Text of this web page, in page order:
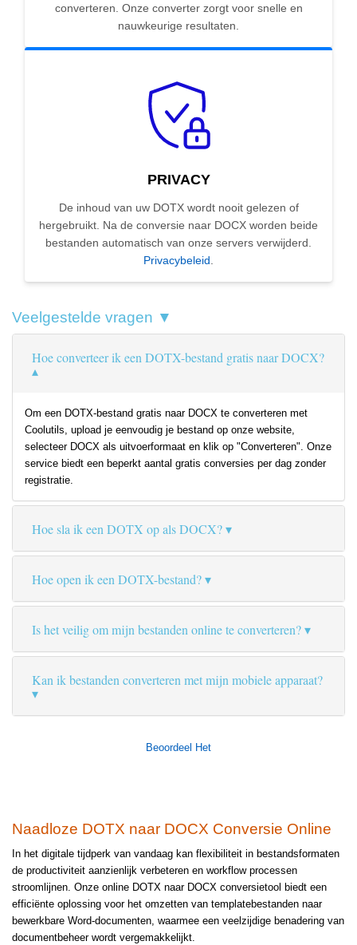
converteren. Onze converter zorgt voor snelle en
nauwkeurige resultaten.
PRIVACY
De inhoud van uw DOTX wordt nooit gelezen of
hergebruikt. Na de conversie naar DOCX worden beide
bestanden automatisch van onze servers verwijderd.
Privacybeleid.
Veelgestelde vragen ▼
Hoe converteer ik een DOTX-bestand gratis naar DOCX?
Om een DOTX-bestand gratis naar DOCX te converteren met
Coolutils, upload je eenvoudig je bestand op onze website,
selecteer DOCX als uitvoerformaat en klik op "Converteren". Onze
service biedt een beperkt aantal gratis conversies per dag zonder
registratie.
Hoe sla ik een DOTX op als DOCX?
Hoe open ik een DOTX-bestand?
Is het veilig om mijn bestanden online te converteren?
Kan ik bestanden converteren met mijn mobiele apparaat?
Beoordeel Het
Naadloze DOTX naar DOCX Conversie Online
In het digitale tijdperk van vandaag kan flexibiliteit in bestandsformaten
de productiviteit aanzienlijk verbeteren en workflow processen
stroomlijnen. Onze online DOTX naar DOCX conversietool biedt een
efficiënte oplossing voor het omzetten van templatebestanden naar
bewerkbare Word-documenten, waarmee een veelzijdige benadering van
documentbeheer wordt vergemakkelijkt.